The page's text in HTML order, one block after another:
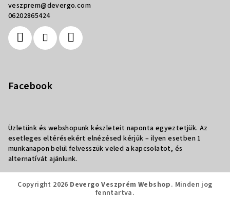
veszprem@devergo.com
06202865424
Facebook
Üzletünk és webshopunk készleteit naponta egyeztetjük. Az
esetleges eltérésekért elnézésed kérjük – ilyen esetben 1
munkanapon belül felvesszük veled a kapcsolatot, és
alternatívát ajánlunk.
Copyright 2026 Devergo Veszprém Webshop. Minden jog
fenntartva.